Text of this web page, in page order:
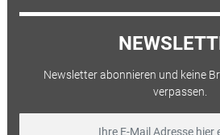
Newsletter abonnieren und keine
verpassen.